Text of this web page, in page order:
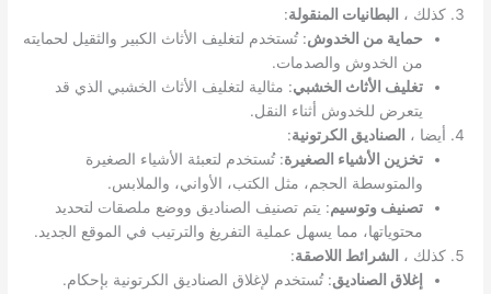
كذلك ، البطانيات المنقولة:
حماية من الخدوش: تُستخدم لتغليف الأثاث الكبير والثقيل لحمايته
من الخدوش والصدمات.
تغليف الأثاث الخشبي: مثالية لتغليف الأثاث الخشبي الذي قد
يتعرض للخدوش أثناء النقل.
أيضا ، الصناديق الكرتونية:
تخزين الأشياء الصغيرة: تُستخدم لتعبئة الأشياء الصغيرة
والمتوسطة الحجم، مثل الكتب، الأواني، والملابس.
تصنيف وتوسيم: يتم تصنيف الصناديق ووضع ملصقات لتحديد
محتوياتها، مما يسهل عملية التفريغ والترتيب في الموقع الجديد.
كذلك ، الشرائط اللاصقة:
إغلاق الصناديق: تُستخدم لإغلاق الصناديق الكرتونية بإحكام.